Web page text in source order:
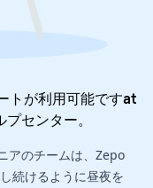
が利用可能ですat
プセンター。
アのチームは、Zepo
続けるように昼夜を